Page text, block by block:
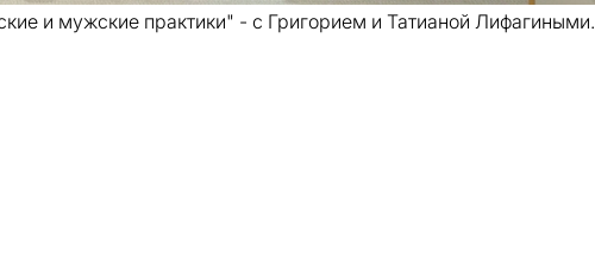
и мужские практики" - с Григорием и Татианой Лифагиными.